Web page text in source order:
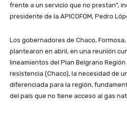
frente a un servicio que no prestan”,
presidente de la APICOFOM, Pedro
Los gobernadores de Chaco,
plantearon en abril, en una reunión
lineamientos del Plan Belgrano Región
resistencia (Chaco), la necesidad de
diferenciada para la región,
del país que no tiene acceso al gas